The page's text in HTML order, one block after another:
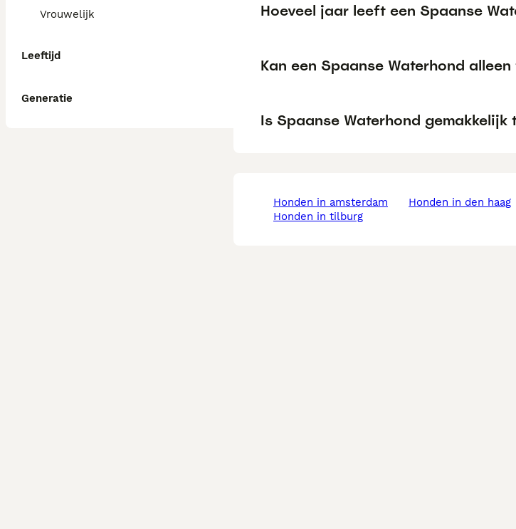
Vrouwelijk
Leeftijd
Generatie
Hoeveel jaar leeft een Spaanse
Kan een Spaanse Waterhond
Is Spaanse Waterhond gemakkelijk
honden in amsterdam
honden in tilburg
honden in den haag